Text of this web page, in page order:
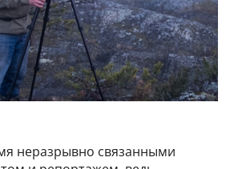
неразрывно связанными